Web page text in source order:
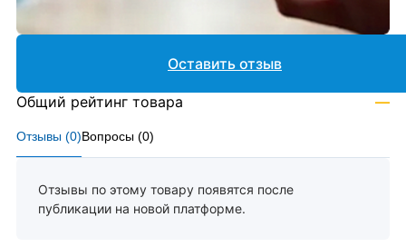
Отзывы (0)Вопросы (0)
Отзывы по этому товару появятся после
публикации на новой платформе.
Оставить отзыв
Общий рейтинг товара —